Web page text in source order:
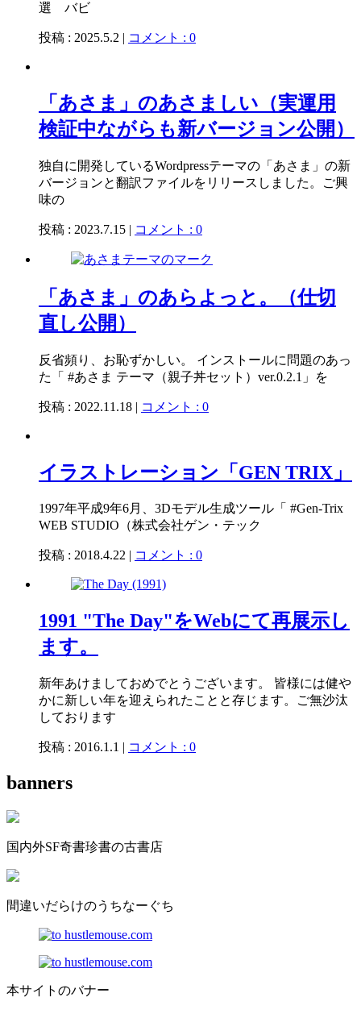
選 バビ
投稿 : 2025.5.2 | コメント : 0
「あさま」のあさましい（実運用
検証中ながらも新バージョン公開）
独自に開発しているWordpressテーマの「あさま」の新
バージョンと翻訳ファイルをリリースしました。ご興
味の
投稿 : 2023.7.15 | コメント : 0
「あさま」のあらよっと。（仕切
直し公開）
反省頻り、お恥ずかしい。 インストールに問題のあっ
た「 #あさま テーマ（親子丼セット）ver.0.2.1」を
投稿 : 2022.11.18 | コメント : 0
イラストレーション「GEN TRIX」
1997年平成9年6月、3Dモデル生成ツール「 #Gen-Trix
WEB STUDIO（株式会社ゲン・テック
投稿 : 2018.4.22 | コメント : 0
1991 "The Day"をWebにて再展示し
ます。
新年あけましておめでとうございます。 皆様には健や
かに新しい年を迎えられたことと存じます。ご無沙汰
しております
投稿 : 2016.1.1 | コメント : 0
banners
国内外SF奇書珍書の古書店
間違いだらけのうちなーぐち
本サイトのバナー